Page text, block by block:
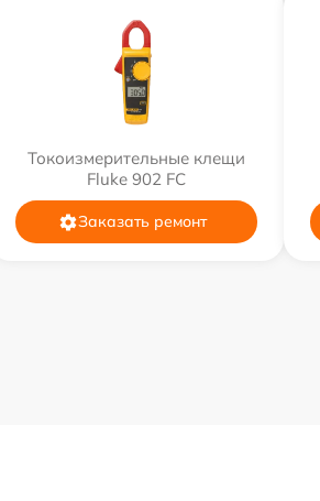
Токоизмерительные клещи
Fluke 902 FC
Заказать ремонт